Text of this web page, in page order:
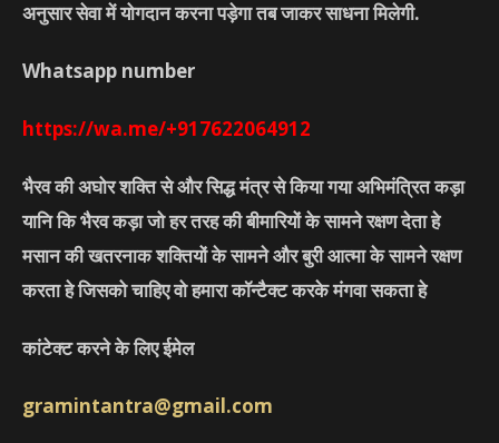
अनुसार सेवा में योगदान करना पड़ेगा तब जाकर साधना मिलेगी.
Whatsapp number
https://wa.me/+917622064912
भैरव की अघोर शक्ति से और सिद्ध मंत्र से किया गया अभिमंत्रित कड़ा
यानि कि भैरव कड़ा जो हर तरह की बीमारियों के सामने रक्षण देता हे
मसान की खतरनाक शक्तियों के सामने और बुरी आत्मा के सामने रक्षण
करता हे जिसको चाहिए वो हमारा कॉन्टैक्ट करके मंगवा सकता हे
कांटेक्ट करने के लिए ईमेल
gramintantra@gmail.com